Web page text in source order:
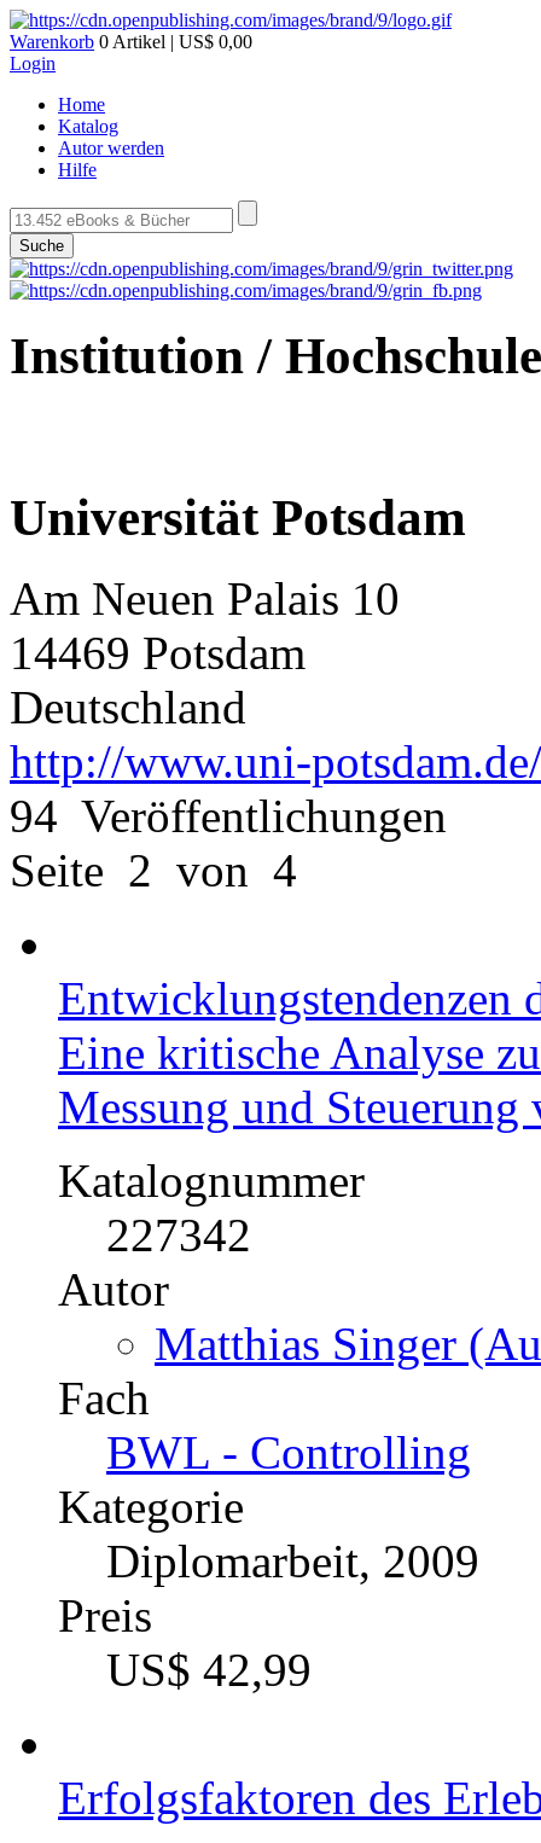
Warenkorb 0 Artikel | US$ 0,00
Login
Home
Katalog
Autor werden
Hilfe
Suche
Institution / Hochschule
Universität Potsdam
Am Neuen Palais 10
14469 Potsdam
Deutschland
http://www.uni-potsdam.de/
94 Veröffentlichungen
Seite 2 von 4
Entwicklungstendenzen
Eine kritische Analyse
Messung und
Katalognummer
227342
Autor
Matthias Singer
Fach
BWL - Controlling
Kategorie
Diplomarbeit, 2009
Preis
US$ 42,99
Erfolgsfaktoren des